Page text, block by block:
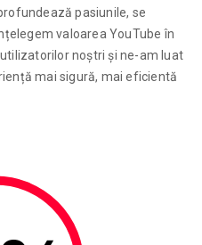
pasiunile, se
valoarea YouTube în
noștri și ne-am luat
mai sigură, mai eficientă